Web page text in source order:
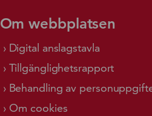
Om webbplatsen
Digital anslagstavla
Tillgänglighetsrapport
Behandling av
Om cookies